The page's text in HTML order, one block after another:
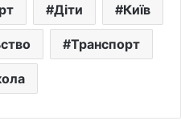
Діти Київ
Транспорт